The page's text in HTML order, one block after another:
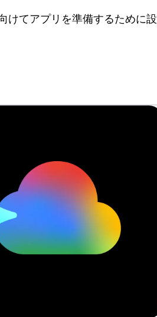
けてアプリを準備するために設